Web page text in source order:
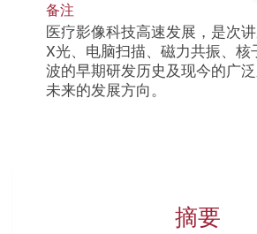
备注
医疗影像科技高速发展，是次
X光、电脑扫描、磁力共振、核
波的早期研发历史及现今的广
未来的发展方向。
摘要